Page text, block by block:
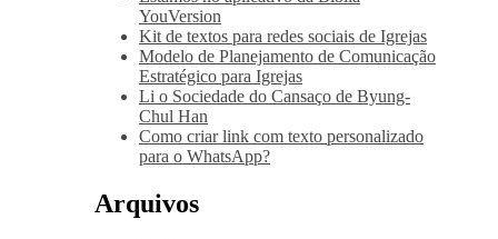
YouVersion
Kit de textos para redes sociais de Igrejas
Modelo de Planejamento de Comunicação
Estratégico para Igrejas
Li o Sociedade do Cansaço de Byung-
Chul Han
Como criar link com texto personalizado
para o WhatsApp?
Arquivos